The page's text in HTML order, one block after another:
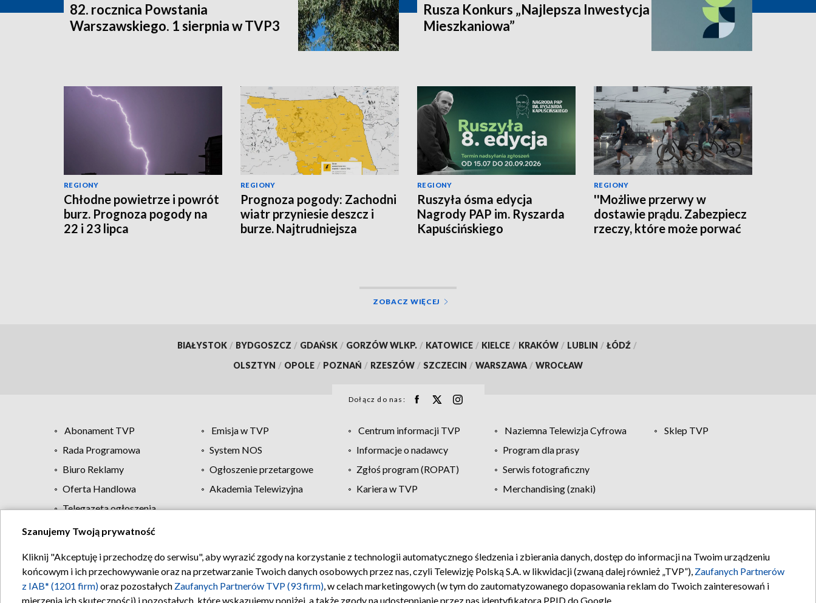
82. rocznica Powstania
Warszawskiego. 1 sierpnia w TVP3
Rusza Konkurs „Najlepsza Inwestycja
Mieszkaniowa”
REGIONY
Chłodne powietrze i powrót
burz. Prognoza pogody na
22 i 23 lipca
REGIONY
Prognoza pogody: Zachodni
wiatr przyniesie deszcz i
burze. Najtrudniejsza
REGIONY
Ruszyła ósma edycja
Nagrody PAP im. Ryszarda
Kapuścińskiego
REGIONY
''Możliwe przerwy w
dostawie prądu. Zabezpiecz
rzeczy, które może porwać
ZOBACZ WIĘCEJ
BIAŁYSTOK / BYDGOSZCZ / GDAŃSK / GORZÓW WLKP. / KATOWICE / KIELCE / KRAKÓW / LUBLIN / ŁÓDŹ /
OLSZTYN / OPOLE / POZNAŃ / RZESZÓW / SZCZECIN / WARSZAWA / WROCŁAW
Dołącz do nas:
Abonament TVP Emisja w TVP Centrum informacji TVP Naziemna Telewizja Cyfrowa
Sklep TVP
Rada Programowa
System NOS Informacje o nadawcy
Program dla prasy
Biuro Reklamy
Ogłoszenie przetargowe Zgłoś program (ROPAT)
Serwis fotograficzny
Oferta Handlowa
Akademia Telewizyjna Kariera w TVP
Merchandising (znaki)
Telegazeta ogłoszenia
Regulamin TVP Polityka prywatności Moje zgody Pomoc Biuro reklamy Kontakt
Szanujemy Twoją prywatność
Kliknij "Akceptuję i przechodzę do serwisu", aby wyrazić zgody na korzystanie z technologii automatycznego śledzenia i zbierania danych, dostęp do informacji na Twoim urządzeniu
końcowym i ich przechowywanie oraz na przetwarzanie Twoich danych osobowych przez nas, czyli Telewizję Polską S.A. w likwidacji (zwaną dalej również „TVP”), Zaufanych Partnerów
z IAB* (1201 firm)oraz pozostałych Zaufanych Partnerów TVP (93 firm), w celach marketingowych (w tym do zautomatyzowanego dopasowania reklam do Twoich zainteresowań i
mierzenia ich skuteczności) i pozostałych, które wskazujemy poniżej, a także zgody na udostępnianie przez nas identyfikatora PPID do Google.